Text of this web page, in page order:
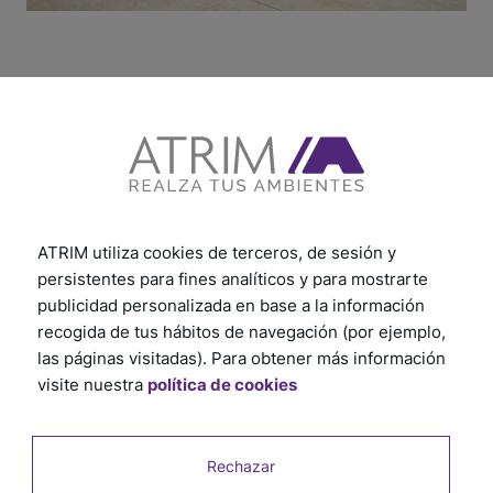
Productos relacionados
ATRIM utiliza cookies de terceros, de sesión y
persistentes para fines analíticos y para mostrarte
publicidad personalizada en base a la información
recogida de tus hábitos de navegación (por ejemplo,
las páginas visitadas). Para obtener más información
visite nuestra política de cookies
Rechazar